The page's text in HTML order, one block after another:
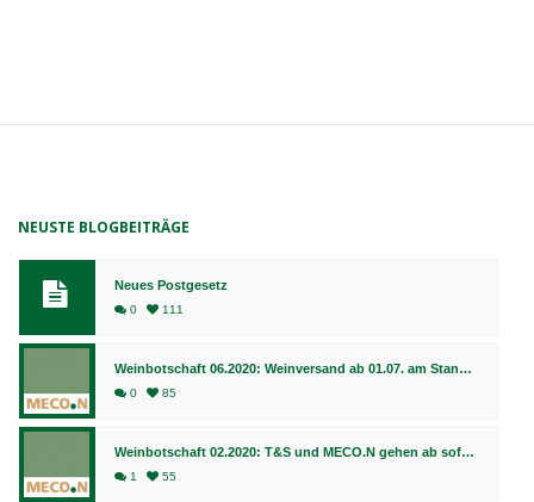
NEUSTE BLOGBEITRÄGE
Neues Postgesetz
0 111
Weinbotschaft 06.2020: Weinversand ab 01.07. am Standort Bingen, Fulfillment weiterhin in Bad Kreuznach
0 85
Weinbotschaft 02.2020: T&S und MECO.N gehen ab sofort gemeinsame Wege
1 55